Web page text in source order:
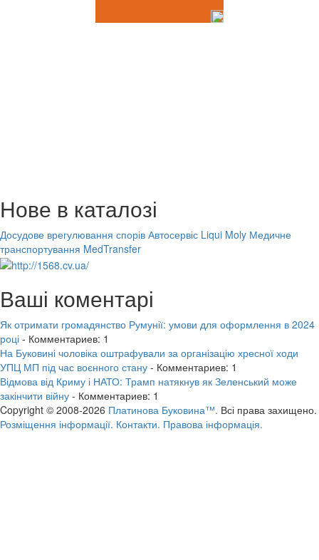
Нове в каталозі
Досудове врегулювання спорів Автосервіс Liqui Moly Медичне
транспортування MedTransfer
Ваші коментарі
Як отримати громадянство Румунії: умови для оформлення в 2024
році - Комментариев: 1
На Буковині чоловіка оштрафували за організацію хресної ходи
УПЦ МП під час воєнного стану - Комментариев: 1
Відмова від Криму і НАТО: Трамп натякнув як Зеленський може
закінчити війну - Комментариев: 1
Copyright © 2008-2026 Платинова Буковина™. Всі права захищено.
Розміщення інформації. Контакти. Правова інформація.